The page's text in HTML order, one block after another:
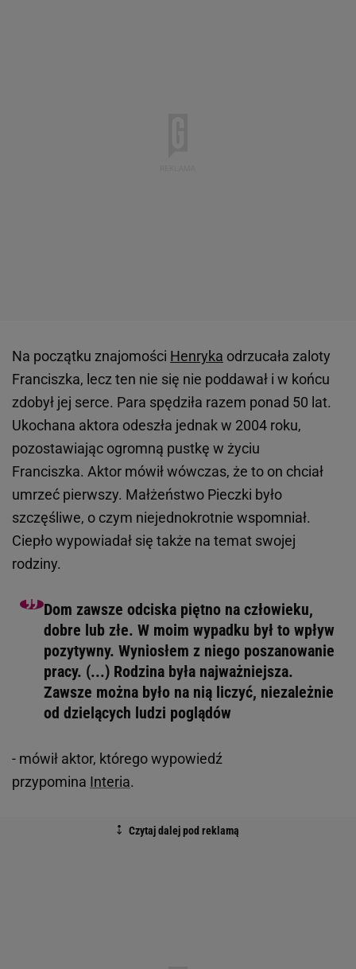
Na początku znajomości Henryka odrzucała zaloty
Franciszka, lecz ten nie się nie poddawał i w końcu
zdobył jej serce. Para spędziła razem ponad 50 lat.
Ukochana aktora odeszła jednak w 2004 roku,
pozostawiając ogromną pustkę w życiu
Franciszka. Aktor mówił wówczas, że to on chciał
umrzeć pierwszy. Małżeństwo Pieczki było
szczęśliwe, o czym niejednokrotnie wspomniał.
Ciepło wypowiadał się także na temat swojej
rodziny.
Dom zawsze odciska piętno na człowieku,
dobre lub złe. W moim wypadku był to wpływ
pozytywny. Wyniosłem z niego poszanowanie
pracy. (...) Rodzina była najważniejsza.
Zawsze można było na nią liczyć, niezależnie
od dzielących ludzi poglądów
- mówił aktor, którego wypowiedź
przypomina Interia.